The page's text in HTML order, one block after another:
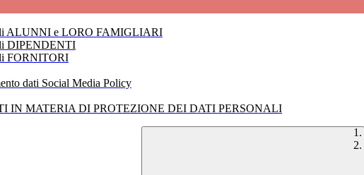
ALUNNI e LORO FAMIGLIARI
DIPENDENTI
FORNITORI
dati Social Media Policy
IN MATERIA DI PROTEZIONE DEI DATI PERSONALI